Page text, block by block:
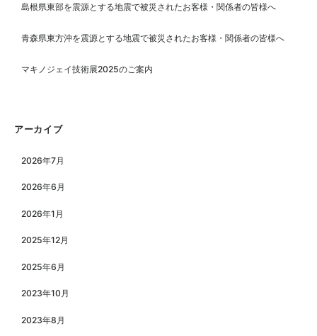
島根県東部を震源とする地震で被災されたお客様・関係者の皆様へ
青森県東方沖を震源とする地震で被災されたお客様・関係者の皆様へ
マキノジェイ技術展2025のご案内
アーカイブ
2026年7月
2026年6月
2026年1月
2025年12月
2025年6月
2023年10月
2023年8月